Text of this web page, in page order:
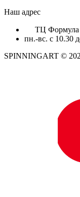
Наш адрес
ТЦ Формула
пн.-вс. с 10.30
SPINNINGART ©